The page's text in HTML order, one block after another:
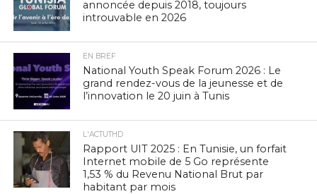
annoncée depuis 2018, toujours
introuvable en 2026
EN BREF
National Youth Speak Forum 2026 : Le
grand rendez-vous de la jeunesse et de
l’innovation le 20 juin à Tunis
L'ACTUTHD
Rapport UIT 2025 : En Tunisie, un forfait
Internet mobile de 5 Go représente
1,53 % du Revenu National Brut par
habitant par mois